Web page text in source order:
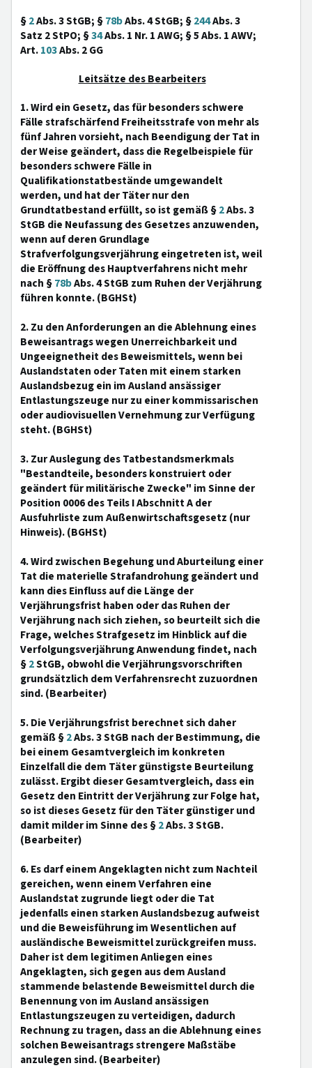
§2Abs. 3 StGB; §78bAbs. 4 StGB; §244Abs. 3
Satz 2 StPO; §34Abs. 1 Nr. 1 AWG; § 5 Abs. 1 AWV;
Art.103Abs. 2 GG
Leitsätze des Bearbeiters
1. Wird ein Gesetz, das für besonders schwere
Fälle strafschärfend Freiheitsstrafe von mehr als
fünf Jahren vorsieht, nach Beendigung der Tat in
der Weise geändert, dass die Regelbeispiele für
besonders schwere Fälle in
Qualifikationstatbestände umgewandelt
werden, und hat der Täter nur den
Grundtatbestand erfüllt, so ist gemäß §2Abs. 3
StGB die Neufassung des Gesetzes anzuwenden,
wenn auf deren Grundlage
Strafverfolgungsverjährung eingetreten ist, weil
die Eröffnung des Hauptverfahrens nicht mehr
nach §78bAbs. 4 StGB zum Ruhen der Verjährung
führen konnte. (BGHSt)
2. Zu den Anforderungen an die Ablehnung eines
Beweisantrags wegen Unerreichbarkeit und
Ungeeignetheit des Beweismittels, wenn bei
Auslandstaten oder Taten mit einem starken
Auslandsbezug ein im Ausland ansässiger
Entlastungszeuge nur zu einer kommissarischen
oder audiovisuellen Vernehmung zur Verfügung
steht. (BGHSt)
3. Zur Auslegung des Tatbestandsmerkmals
"Bestandteile, besonders konstruiert oder
geändert für militärische Zwecke" im Sinne der
Position 0006 des Teils I Abschnitt A der
Ausfuhrliste zum Außenwirtschaftsgesetz (nur
Hinweis). (BGHSt)
4. Wird zwischen Begehung und Aburteilung einer
Tat die materielle Strafandrohung geändert und
kann dies Einfluss auf die Länge der
Verjährungsfrist haben oder das Ruhen der
Verjährung nach sich ziehen, so beurteilt sich die
Frage, welches Strafgesetz im Hinblick auf die
Verfolgungsverjährung Anwendung findet, nach
§2StGB, obwohl die Verjährungsvorschriften
grundsätzlich dem Verfahrensrecht zuzuordnen
sind. (Bearbeiter)
5. Die Verjährungsfrist berechnet sich daher
gemäß §2Abs. 3 StGB nach der Bestimmung, die
bei einem Gesamtvergleich im konkreten
Einzelfall die dem Täter günstigste Beurteilung
zulässt. Ergibt dieser Gesamtvergleich, dass ein
Gesetz den Eintritt der Verjährung zur Folge hat,
so ist dieses Gesetz für den Täter günstiger und
damit milder im Sinne des §2Abs. 3 StGB.
(Bearbeiter)
6. Es darf einem Angeklagten nicht zum Nachteil
gereichen, wenn einem Verfahren eine
Auslandstat zugrunde liegt oder die Tat
jedenfalls einen starken Auslandsbezug aufweist
und die Beweisführung im Wesentlichen auf
ausländische Beweismittel zurückgreifen muss.
Daher ist dem legitimen Anliegen eines
Angeklagten, sich gegen aus dem Ausland
stammende belastende Beweismittel durch die
Benennung von im Ausland ansässigen
Entlastungszeugen zu verteidigen, dadurch
Rechnung zu tragen, dass an die Ablehnung eines
solchen Beweisantrags strengere Maßstäbe
anzulegen sind. (Bearbeiter)